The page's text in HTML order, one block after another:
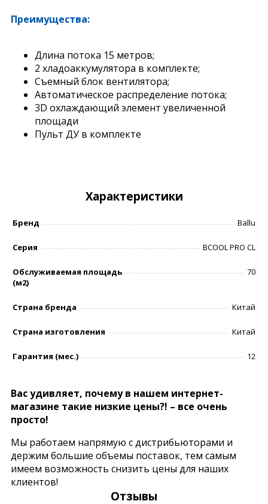
Преимущества:
Длина потока 15 метров;
2 хладоаккумулятора в комплекте;
Съемный блок вентилятора;
Автоматическое распределение потока;
3D охлаждающий элемент увеличенной
площади
Пульт ДУ в комплекте
Характеристики
Бренд Ballu
Серия BCOOL PRO CL
Обслуживаемая площадь
(м2)
70
Страна бренда Китай
Страна изготовления Китай
Гарантия (мес.) 12
Вас удивляет, почему в нашем интернет-
магазине такие низкие цены?! – все очень
просто!
Мы работаем напрямую с дистрибьюторами и
держим большие объемы поставок, тем самым
имеем возможность снизить цены для наших
клиентов!
Отзывы